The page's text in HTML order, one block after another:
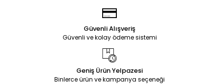
Güvenli Alışveriş
Güvenli ve kolay ödeme sistemi
Geniş Ürün Yelpazesi
Binlerce ürün ve kampanya seçeneği